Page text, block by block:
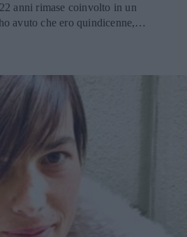
anni rimase coinvolto in un
avuto che ero quindicenne,